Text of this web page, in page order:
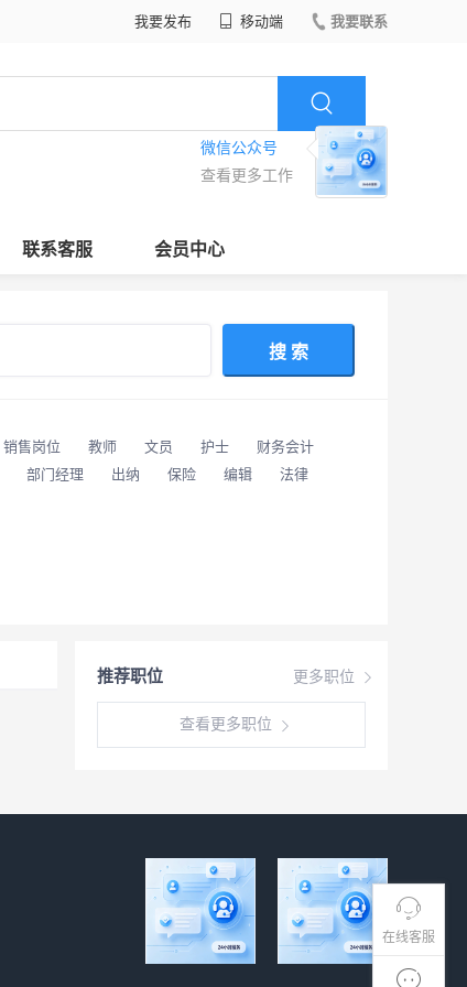
我要发布 移动端 我要联系
微信公众号
查看更多工作
联系客服 会员中心
在线客服
搜 索
销售岗位 教师 文员 护士
财务会计
部门经理 出纳 保险 编辑
法律
更多职位
推荐职位
查看更多职位